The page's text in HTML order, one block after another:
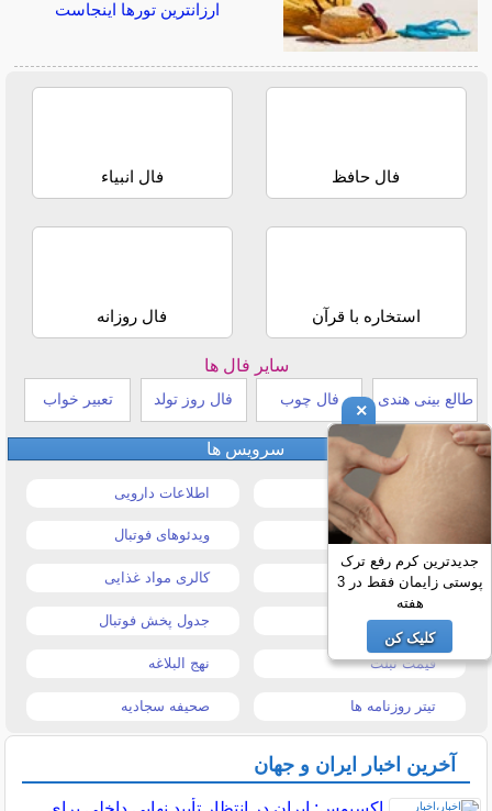
ارزانترین تورها اینجاست
فال حافظ فال انبیاء
استخاره با قرآن فال روزانه
سایر فال ها
طالع بینی هندی فال چوب فال روز تولد تعبیر خواب
سرویس ها
قیمت خودرو اطلاعات دارویی
قیمت طلا و سکه ویدئوهای فوتبال
قیمت دلار کالری مواد غذایی
قیمت موبایل جدول پخش فوتبال
قیمت تبلت نهج البلاغه
تیتر روزنامه ها صحیفه سجادیه
آخرین اخبار ایران و جهان
×
جدیدترین کرم رفع ترک
پوستی زایمان فقط در 3
هفته
کلیک کن